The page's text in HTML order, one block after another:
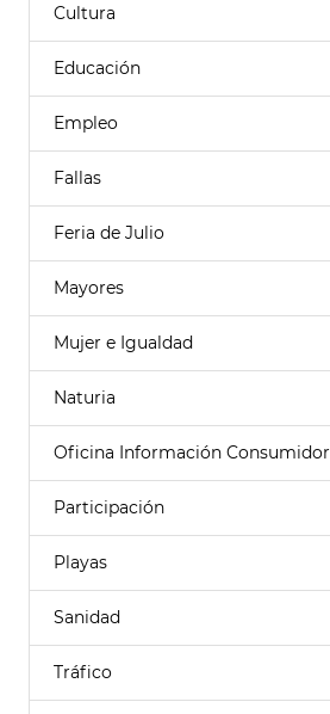
Cultura
Educación
Empleo
Fallas
Feria de Julio
Mayores
Mujer e Igualdad
Naturia
Oficina Información Consumidor
Participación
Playas
Sanidad
Tráfico